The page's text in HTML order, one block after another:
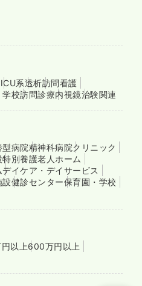
ICU系透析訪問看護
学校訪問診療内視鏡治験関連
型病院精神科病院クリニック
特別養護老人ホーム
デイケア・デイサービス
設健診センター保育園・学校
以上600万円以上